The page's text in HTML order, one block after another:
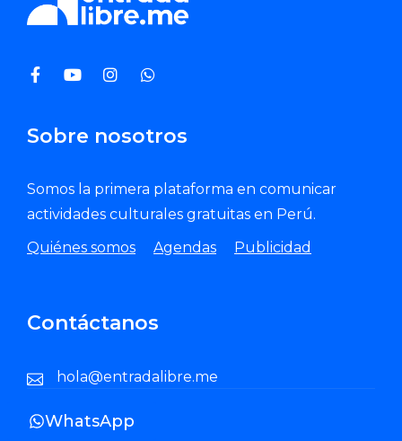
Sobre nosotros
Somos la primera plataforma en comunicar
actividades culturales gratuitas en Perú.
Quiénes somos
Agendas Publicidad
Contáctanos
hola@entradalibre.me
WhatsApp